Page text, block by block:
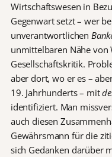
Wirtschaftswesen in
Gegenwart setzt – wer
unverantwortlichen
unmittelbaren Nähe von
Gesellschaftskritik.
aber dort, wo er es –
19. Jahrhunderts – mit
identifiziert. Man
auch diesen
Gewährsmann für die
sich Gedanken darüber